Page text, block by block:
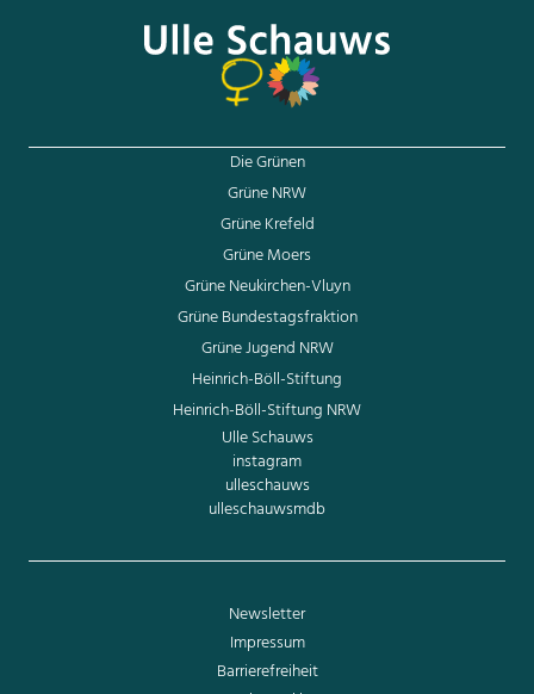
Die Grünen
Grüne NRW
Grüne Krefeld
Grüne Moers
Grüne Neukirchen-Vluyn
Grüne Bundestagsfraktion
Grüne Jugend NRW
Heinrich-Böll-Stiftung
Heinrich-Böll-Stiftung NRW
Ulle Schauws
instagram
ulleschauws
ulleschauwsmdb
Newsletter
Impressum
Barrierefreiheit